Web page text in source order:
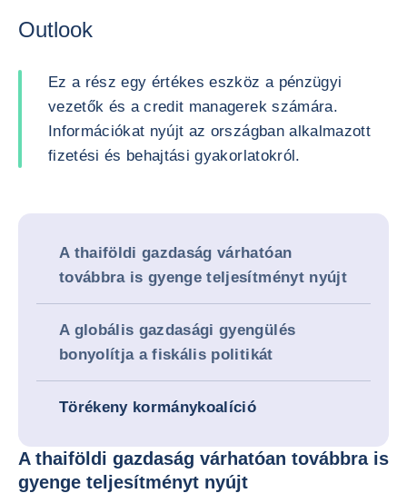
Outlook
Ez a rész egy értékes eszköz a pénzügyi
vezetők és a credit managerek számára.
Információkat nyújt az országban alkalmazott
fizetési és behajtási gyakorlatokról.
A thaiföldi gazdaság várhatóan
továbbra is gyenge teljesítményt nyújt
A globális gazdasági gyengülés
bonyolítja a fiskális politikát
Törékeny kormánykoalíció
A thaiföldi gazdaság várhatóan továbbra is
gyenge teljesítményt nyújt